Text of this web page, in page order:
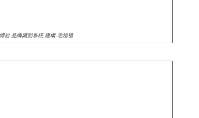
岩 品牌識別系統 建構-毛毰毰